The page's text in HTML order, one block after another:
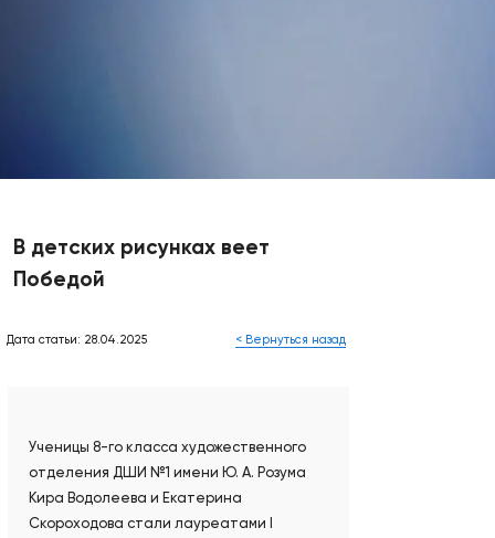
В детских рисунках веет
Победой
Дата статьи: 28.04.2025 < Вернуться назад
Ученицы 8-го класса художественного
отделения ДШИ №1 имени Ю. А. Розума
Кира Водолеева и Екатерина
Скороходова стали лауреатами I